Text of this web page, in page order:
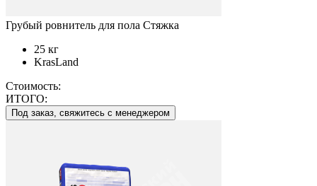
Грубый ровнитель для пола Стяжка
25 кг
KrasLand
Стоимость:
ИТОГО:
Под заказ, свяжитесь с менеджером